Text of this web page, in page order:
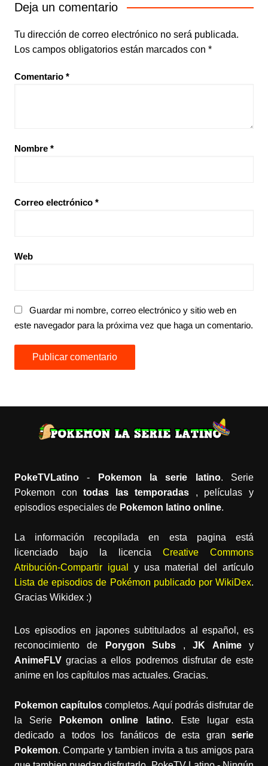
Deja un comentario
Tu dirección de correo electrónico no será publicada.
Los campos obligatorios están marcados con *
Comentario *
Nombre *
Correo electrónico *
Web
Guardar mi nombre, correo electrónico y sitio web en
este navegador para la próxima vez que haga un comentario.
PokeTVLatino- Pokemon la serie latino. Serie
Pokemon contodas las temporadas , películas y
episodios especiales de Pokemon latino online.
La información recopilada en esta pagina está
licenciado bajo la licenciaCreative Commons
Atribución-Compartir igual
y usa material del artículo
Lista de episodios de Pokémon publicado por WikiDex.
Gracias Wikidex :)
Los episodios en japones subtitulados al español, es
reconocimiento de
Porygon Subs,JK Animey
AnimeFLVgracias a ellos podremos disfrutar de este
anime en los capítulos mas actuales. Gracias.
Pokemon capítuloscompletos. Aquí podrás disfrutar de
la Serie
Pokemon online latino. Este lugar esta
dedicado a todos los fanáticos de esta granserie
Pokemon. Comparte y tambien invita a tus amigos para